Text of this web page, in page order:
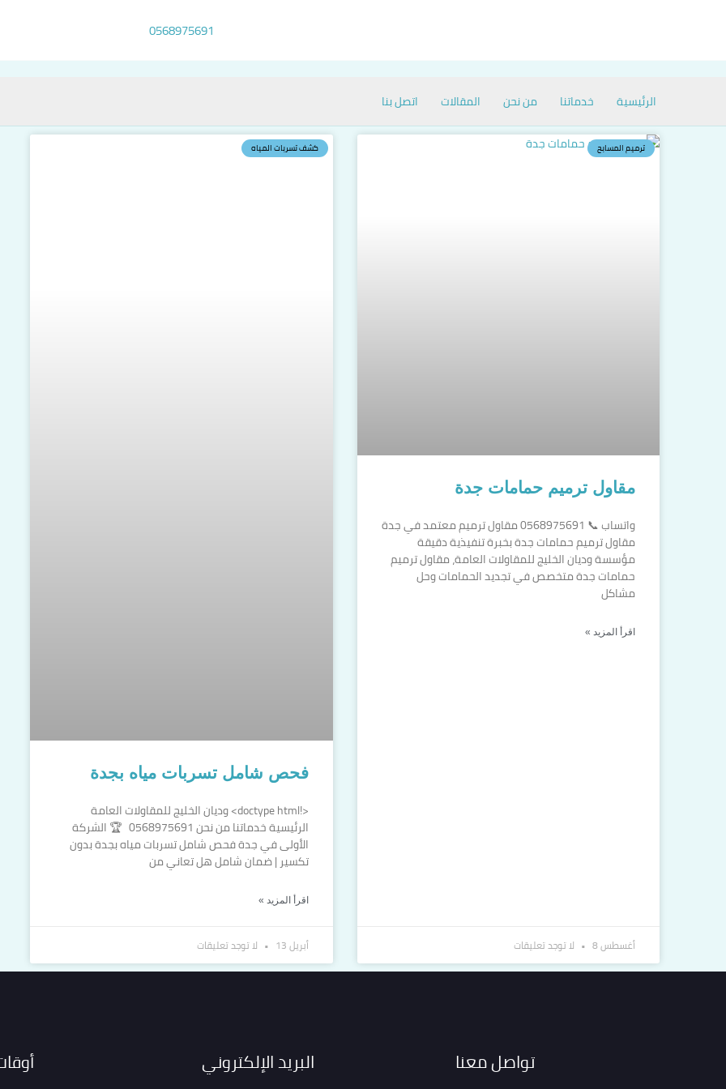
0568975691
الرئيسية خدماتنا من نحن المقالات اتصل بنا
ترميم المسابح
مقاول ترميم حمامات جدة
واتساب 📞 0568975691 مقاول ترميم معتمد في جدة
مقاول ترميم حمامات جدة بخبرة تنفيذية دقيقة
مؤسسة وديان الخليج للمقاولات العامة، مقاول ترميم
حمامات جدة متخصص في تجديد الحمامات وحل
مشاكل
اقرأ المزيد »
أغسطس 8 لا توجد تعليقات
كشف تسربات المياه
فحص شامل تسربات مياه بجدة
<!doctype html> وديان الخليج للمقاولات العامة
الرئيسية خدماتنا من نحن 0568975691 🏆 الشركة
الأولى في جدة فحص شامل تسربات مياه بجدة بدون
تكسير | ضمان شامل هل تعاني من
اقرأ المزيد »
أبريل 13 لا توجد تعليقات
تواصل معنا البريد الإلكتروني